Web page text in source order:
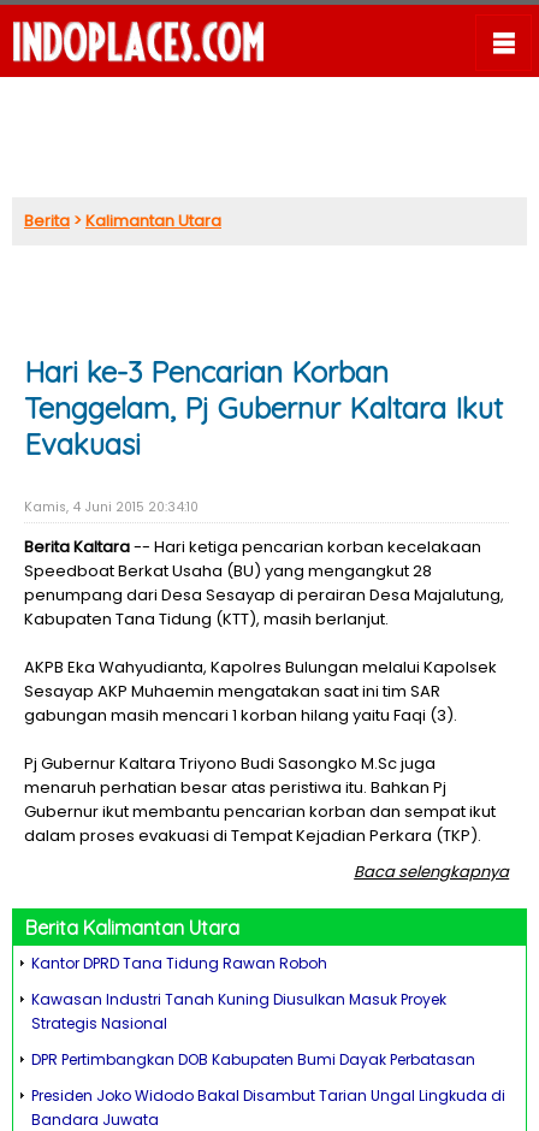
Berita >Kalimantan Utara
Hari ke-3 Pencarian Korban
Tenggelam, Pj Gubernur Kaltara Ikut
Evakuasi
Kamis, 4 Juni 2015 20:34:10
Berita Kaltara-- Hari ketiga pencarian korban kecelakaan
Speedboat Berkat Usaha (BU) yang mengangkut 28
penumpang dari Desa Sesayap di perairan Desa Majalutung,
Kabupaten Tana Tidung (KTT), masih berlanjut.
AKPB Eka Wahyudianta, Kapolres Bulungan melalui Kapolsek
Sesayap AKP Muhaemin mengatakan saat ini tim SAR
gabungan masih mencari 1 korban hilang yaitu Faqi (3).
Pj Gubernur Kaltara Triyono Budi Sasongko M.Sc juga
menaruh perhatian besar atas peristiwa itu. Bahkan Pj
Gubernur ikut membantu pencarian korban dan sempat ikut
dalam proses evakuasi di Tempat Kejadian Perkara (TKP).
Baca selengkapnya
Berita Kalimantan Utara
Kantor DPRD Tana Tidung Rawan Roboh
Kawasan Industri Tanah Kuning Diusulkan Masuk Proyek
Strategis Nasional
DPR Pertimbangkan DOB Kabupaten Bumi Dayak Perbatasan
Presiden Joko Widodo Bakal Disambut Tarian Ungal Lingkuda di
Bandara Juwata